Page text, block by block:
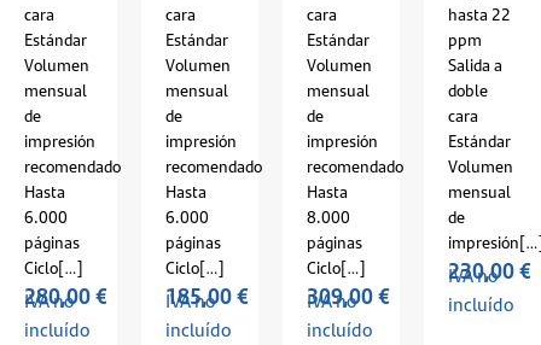
cara
Estándar
Volumen
mensual
de
impresión
recomendado
Hasta
6.000
páginas
Ciclo[…]
280,00€
IVA no
incluído
cara
Estándar
Volumen
mensual
de
impresión
recomendado
Hasta
6.000
páginas
Ciclo[…]
185,00€
IVA no
incluído
cara
Estándar
Volumen
mensual
de
impresión
recomendado
Hasta
8.000
páginas
Ciclo[…]
309,00€
IVA no
incluído
hasta 22
ppm
Salida a
doble
cara
Estándar
Volumen
mensual
de
230,00€
IVA no
incluído